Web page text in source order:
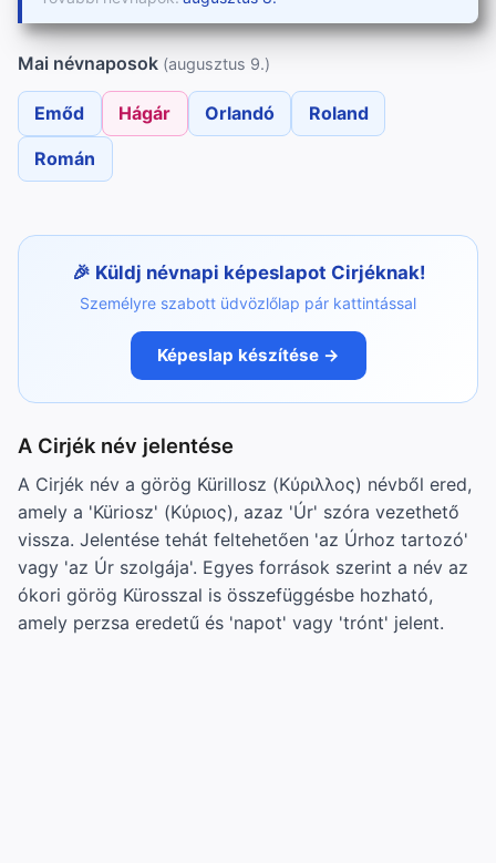
Mai névnaposok (augusztus 9.)
Emőd Hágár Orlandó Roland
Román
Küldj névnapi képeslapot Cirjéknak!
Személyre szabott üdvözlőlap pár kattintással
Képeslap készítése →
A Cirjék név jelentése
A Cirjék név a görög Kürillosz (Κύριλλος) névből ered,
amely a 'Küriosz' (Κύριος), azaz 'Úr' szóra vezethető
vissza. Jelentése tehát feltehetően 'az Úrhoz tartozó'
vagy 'az Úr szolgája'. Egyes források szerint a név az
ókori görög Kürosszal is összefüggésbe hozható,
amely perzsa eredetű és 'napot' vagy 'trónt' jelent.